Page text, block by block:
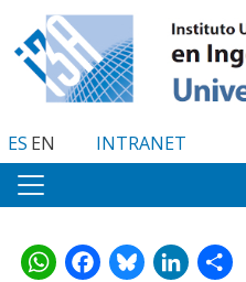
ES EN INTRANET